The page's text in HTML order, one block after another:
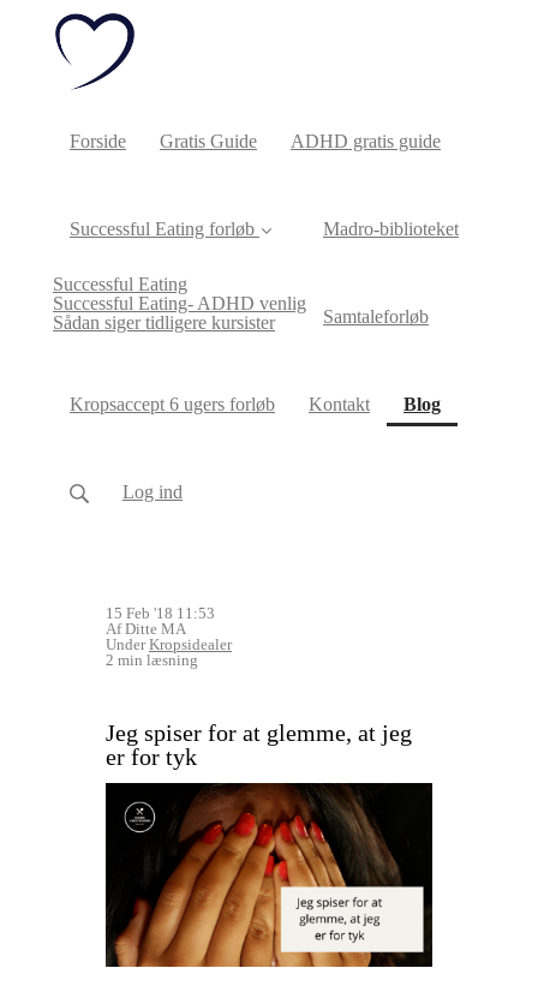
Forside Gratis Guide ADHD gratis guide
Successful Eating forløb
Successful Eating
Successful Eating- ADHD venlig
Sådan siger tidligere kursister
Madro-biblioteket
Samtaleforløb
Kropsaccept 6 ugers forløb Kontakt Blog(current)
Log ind
15 Feb '18 11:53
Af Ditte MA
UnderKropsidealer
2 min læsning
Jeg spiser for at glemme, at jeg
er for tyk